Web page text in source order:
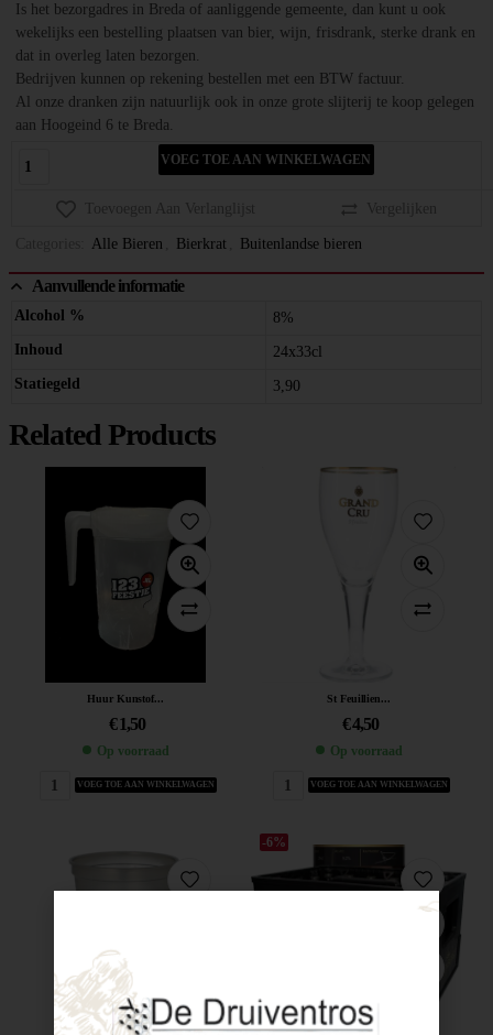
Is het bezorgadres in Breda of aanliggende gemeente, dan kunt u ook
wekelijks een bestelling plaatsen van bier, wijn, frisdrank, sterke drank en
dat in overleg laten bezorgen.
Bedrijven kunnen op rekening bestellen met een BTW factuur.
Al onze dranken zijn natuurlijk ook in onze grote slijterij te koop gelegen
aan Hoogeind 6 te Breda.
VOEG TOE AAN WINKELWAGEN
Toevoegen Aan Verlanglijst Vergelijken
Alle Bieren Bierkrat Buitenlandse bieren
Aanvullende informatie
Alcohol %
8%
Inhoud
24x33cl
Statiegeld
3,90
Related Products
Huur Kunstof...
€ 1,50
Op voorraad
VOEG TOE AAN WINKELWAGEN
St Feuillien...
€4,50
Op voorraad
VOEG TOE AAN WINKELWAGEN
-6%